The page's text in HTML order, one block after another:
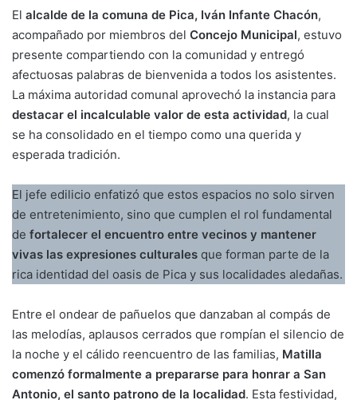
El alcalde de la comuna de Pica, Iván Infante Chacón,
acompañado por miembros del Concejo Municipal, estuvo
presente compartiendo con la comunidad y entregó
afectuosas palabras de bienvenida a todos los asistentes.
La máxima autoridad comunal aprovechó la instancia para
destacar el incalculable valor de esta actividad, la cual
se ha consolidado en el tiempo como una querida y
esperada tradición.
El jefe edilicio enfatizó que estos espacios no solo sirven
de entretenimiento, sino que cumplen el rol fundamental
de fortalecer el encuentro entre vecinos y mantener
vivas las expresiones culturales que forman parte de la
rica identidad del oasis de Pica y sus localidades aledañas.
Entre el ondear de pañuelos que danzaban al compás de
las melodías, aplausos cerrados que rompían el silencio de
la noche y el cálido reencuentro de las familias, Matilla
comenzó formalmente a prepararse para honrar a San
Antonio, el santo patrono de la localidad. Esta festividad,